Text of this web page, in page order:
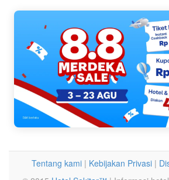
Tentang kami | Kebijakan Privasi |